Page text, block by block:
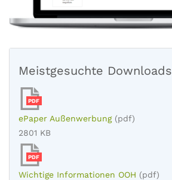
Meistgesuchte Downloads
PDF
ePaper Außenwerbung (pdf)
2801 KB
PDF
Wichtige Informationen OOH (pdf)